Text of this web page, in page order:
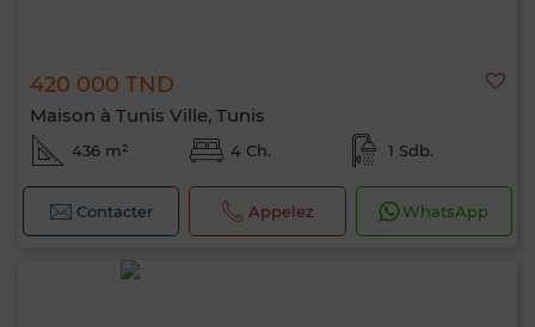
420 000 TND
Maison à Tunis Ville, Tunis
436 m² 4 Ch. 1 Sdb.
Contacter Appelez WhatsApp